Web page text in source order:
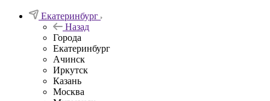
Екатеринбург
Назад
Города
Екатеринбург
Ачинск
Иркутск
Казань
Москва